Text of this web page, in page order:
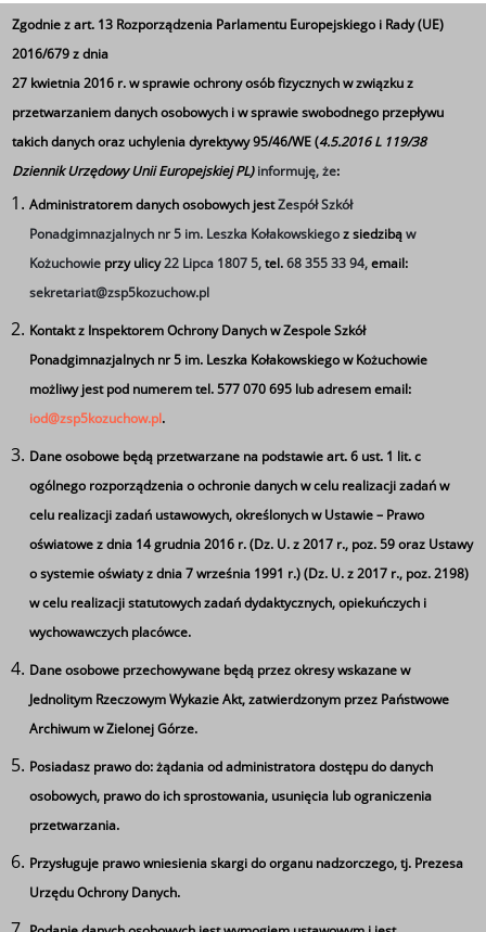
pełnoletność) – szczególnie do tegorocznych
maturzystów, studentów, szukających pracy i zajęcia
wakacyjnego (służba w tym wypadku może stanowić
również ciekawą i pożyteczną alternatywę dla zwykłej
pracy sezonowej).
3 turnusy (po 27 dni każdy):
• 9 czerwca – 5 lipca
• 14 lipca – 9 sierpnia
• 18 sierpnia – 13 września
Wakacje z Wojskiem – Edycja 2to wyjątkowa okazja do
zdobycia nowych umiejętności i poznania życia
wojskowego. Uczestnicy wezmą udział w szkoleniach
strzeleckich, survivalowych, medycznych oraz
taktycznych pod okiem doświadczonych instruktorów.
Program obejmuje także naukę obsługi sprzętu
wojskowego, pracę zespołową i symulacje działań
operacyjnych. To intensywne szkolenie kształtujące
determinację, współpracę i szybkie podejmowanie
Link do filmu o projekcie Wakacje z Wojskiem 2
https://www.youtube.com/watch?v=o8Rw5eQy_vY
Tagi
oddział przygotowania wojskowego
Ta strona wykorzystuje pliki cookie
Używamy informacji zapisanych za pomocą plików
korzystaniu z naszego serwisu. Mogą też korzystać z nich
współpracujące z nami firmy badawcze oraz reklamowe.
Zgodnie z art. 13 Rozporządzenia Parlamentu Europejskiego i Rady (UE)
2016/679 z dnia
27 kwietnia 2016 r. w sprawie ochrony osób fizycznych w związku z
przetwarzaniem danych osobowych i w sprawie swobodnego przepływu
takich danych oraz uchylenia dyrektywy 95/46/WE (4.5.2016 L 119/38
Dziennik Urzędowy Unii Europejskiej PL)informuję, że:
Administratorem danych osobowych jestZespół Szkół
Ponadgimnazjalnych nr 5 im. Leszka Kołakowskiegoz siedzibąw
Kożuchowie przy ulicy22 Lipca 1807 5,tel.68 355 33 94,email:
sekretariat@zsp5kozuchow.pl
Kontakt z Inspektorem Ochrony Danych w Zespole Szkół
Ponadgimnazjalnych nr 5 im. Leszka Kołakowskiego w Kożuchowie
możliwy jest pod numerem tel. 577 070 695 lub adresem email:
iod@zsp5kozuchow.pl.
Dane osobowe będą przetwarzane na podstawie art. 6 ust. 1 lit. c
ogólnego rozporządzenia o ochronie danych w celu realizacji zadań w
celu realizacji zadań ustawowych, określonych w Ustawie – Prawo
oświatowe z dnia 14 grudnia 2016 r. (Dz. U. z 2017 r., poz. 59 oraz Ustawy
o systemie oświaty z dnia 7 września 1991 r.) (Dz. U. z 2017 r., poz. 2198)
w celu realizacji statutowych zadań dydaktycznych, opiekuńczych i
wychowawczych placówce.
Dane osobowe przechowywane będą przez okresy wskazane w
Jednolitym Rzeczowym Wykazie Akt, zatwierdzonym przez Państwowe
Archiwum w Zielonej Górze.
Posiadasz prawo do: żądania od administratora dostępu do danych
osobowych, prawo do ich sprostowania, usunięcia lub ograniczenia
przetwarzania.
Przysługuje prawo wniesienia skargi do organu nadzorczego, tj. Prezesa
Urzędu Ochrony Danych.